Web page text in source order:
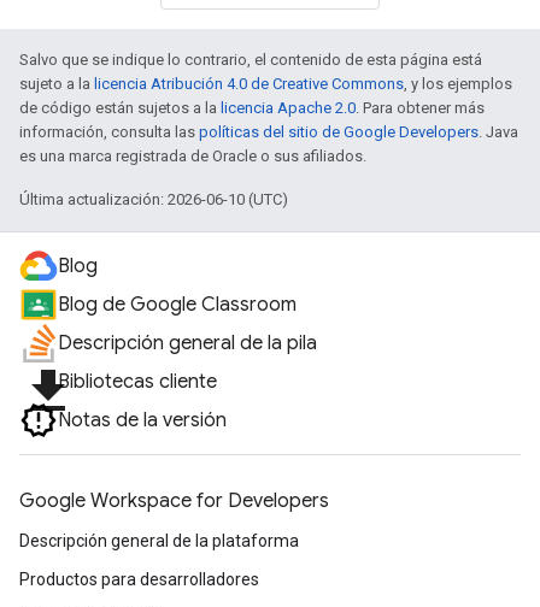
Salvo que se indique lo contrario, el contenido de esta página está
sujeto a la licencia Atribución 4.0 de Creative Commons, y los ejemplos
de código están sujetos a la licencia Apache 2.0. Para obtener más
información, consulta las políticas del sitio de Google Developers. Java
es una marca registrada de Oracle o sus afiliados.
Última actualización: 2026-06-10 (UTC)
Blog
Blog de Google Classroom
Descripción general de la pila
file_downloadBibliotecas cliente
Notas de la versión
Google Workspace for Developers
Descripción general de la plataforma
Productos para desarrolladores